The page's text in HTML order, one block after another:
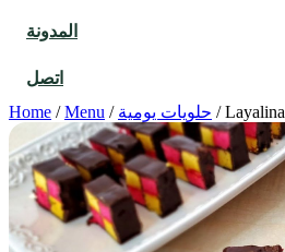
المدونة
اتصل
Home / Menu / حلويات يومية / Layalina